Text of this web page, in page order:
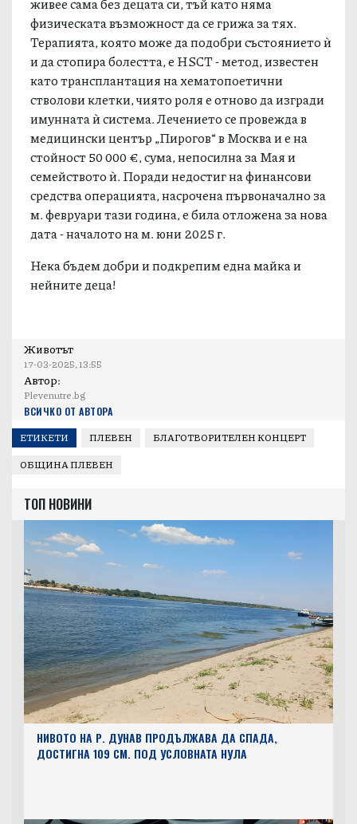
Животът
17-03-2025, 13:55
Автор:
Plevenutre.bg
ВСИЧКО ОТ АВТОРА
физическата възможност да се грижа за тях.
Терапията, която може да подобри състоянието ѝ
и да стопира болестта, е HSCT - метод, известен
като трансплантация на хематопоетични
стволови клетки, чиято роля е отново да изгради
имунната ѝ система. Лечението се провежда в
медицински център „Пирогов“ в Москва и е на
стойност 50 000 €, сума, непосилна за Мая и
семейството ѝ. Поради недостиг на финансови
средства операцията, насрочена първоначално за
м. февруари тази година, е била отложена за нова
дата - началото на м. юни 2025 г.
Нека бъдем добри и подкрепим една майка и
нейните деца!
ЕТИКЕТИ ПЛЕВЕН
БЛАГОТВОРИТЕЛЕН КОНЦЕРТ
ОБЩИНА ПЛЕВЕН
ТОП НОВИНИ
НИВОТО НА Р. ДУНАВ ПРОДЪЛЖАВА ДА СПАДА,
ДОСТИГНА 109 СМ. ПОД УСЛОВНАТА НУЛА